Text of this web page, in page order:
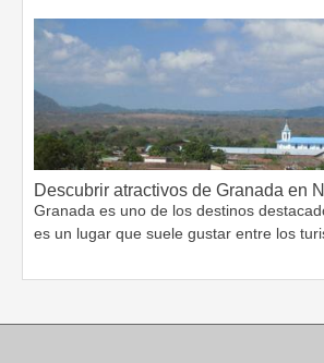
Descubrir atractivos de Granada en
Granada es uno de los destinos
es un lugar que suele gustar entre los